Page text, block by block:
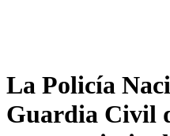
La Policía
Guardia Civil